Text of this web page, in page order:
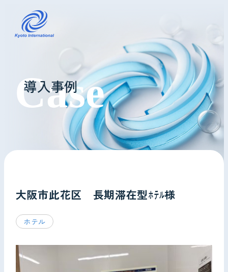
コインランドリーレンタル
ホテル様へ
掃除・メンテナンス
お問い合わせ
導入事例
大阪市此花区 長期滞在型ﾎﾃﾙ様
ホテル